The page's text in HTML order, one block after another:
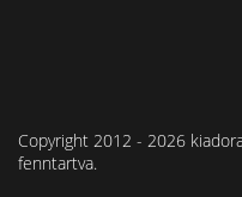
Copyright 2012 - 2026
fenntartva.